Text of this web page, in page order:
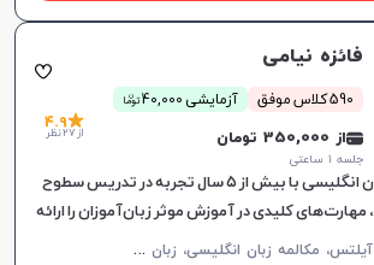
فائزه نیامی
590 کلاس موفق آزمایشی 40,000 توما
ن
از 350,000 تومان
جلسه ۱ ساعتی
4.9
از 27 نظر
کارشناس آموزش زبان انگلیسی با بیش از ۵ سال تجربه در تدریس سطوح
Pre-IELTS و IELTS، مهارت‌های کلیدی در آموزش موثر زبان‌آموزان را ارائه
آ
یلتس، مکالمه زبان انگلیسی، زبان انگلیسی عمومی، گرامر زبان انگلیسی، زبان انگلیسی آمریکایی